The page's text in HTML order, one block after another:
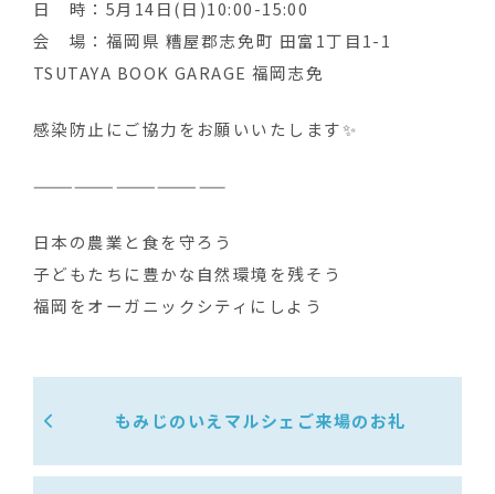
日 時：5月14日(日)10:00-15:00
会 場：福岡県 糟屋郡志免町 田富1丁目1-1
TSUTAYA BOOK GARAGE 福岡志免
感染防止にご協力をお願いいたします✨
——————————————
日本の農業と食を守ろう ‍
子どもたちに豊かな自然環境を残そう
福岡をオーガニックシティにしよう
もみじのいえマルシェご来場のお礼